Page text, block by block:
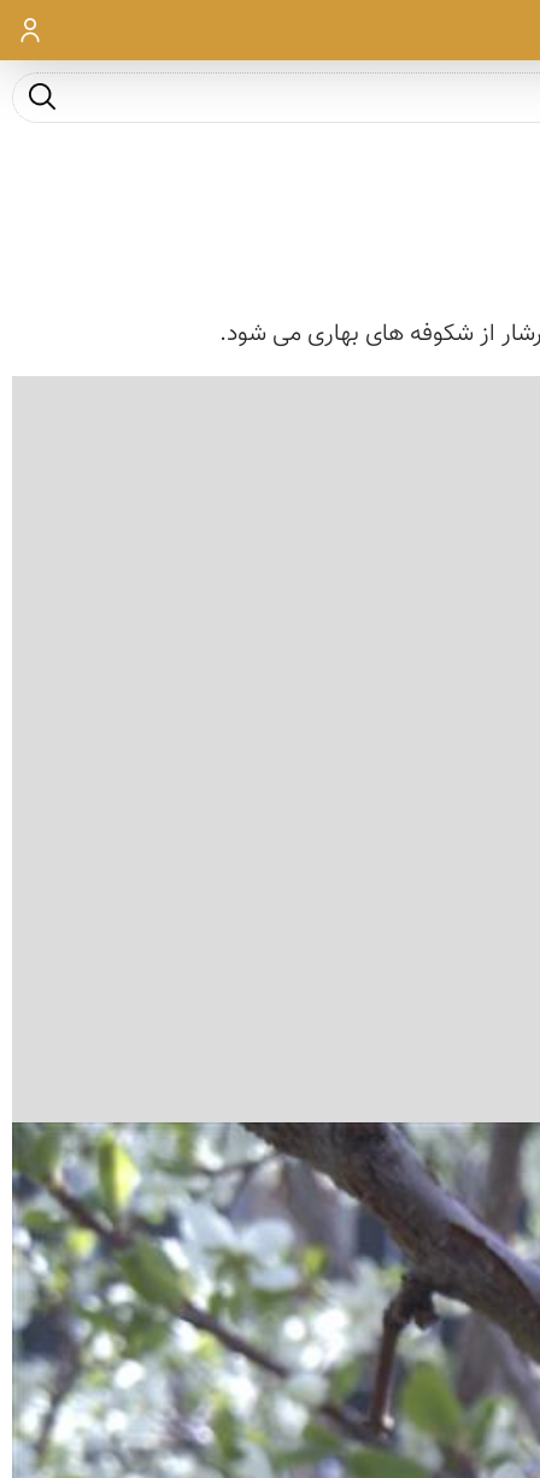
ورود
جست و
از شکوفه های بهاری می شود.